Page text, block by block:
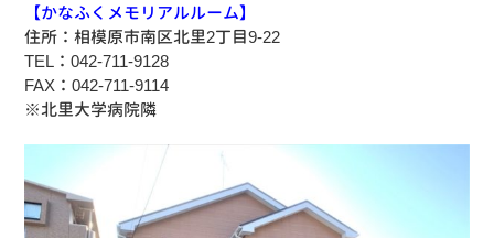
【かなふくメモリアルルーム】
住所：相模原市南区北里2丁目9-22
TEL：042-711-9128
FAX：042-711-9114
※北里大学病院隣